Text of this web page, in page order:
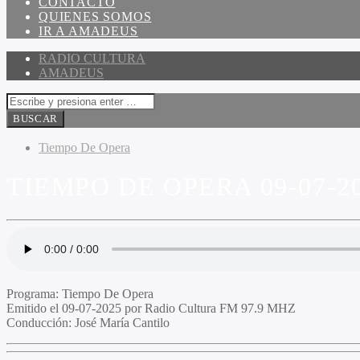
QUIENES SOMOS
IR A AMADEUS
RADIO CULTURA
AMADEUS
Tiempo De Opera
Programa: Tiempo De Opera
Emitido el 09-07-2025 por Radio Cultura FM 97.9 MHZ
Conducción: José María Cantilo